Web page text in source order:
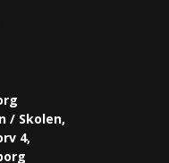
/ Skolen,
4,